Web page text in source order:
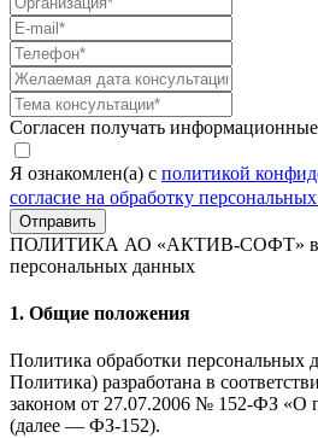
Согласен получать
Я ознакомлен(а) с политикой
согласие на обработку
Отправить
ПОЛИТИКА АО «АКТИВ-СОФТ»
персональных данных
1. Общие положения
Политика обработки персональных
Политика) разработана в
законом от 27.07.2006 № 152-ФЗ «О
(далее — ФЗ-152).